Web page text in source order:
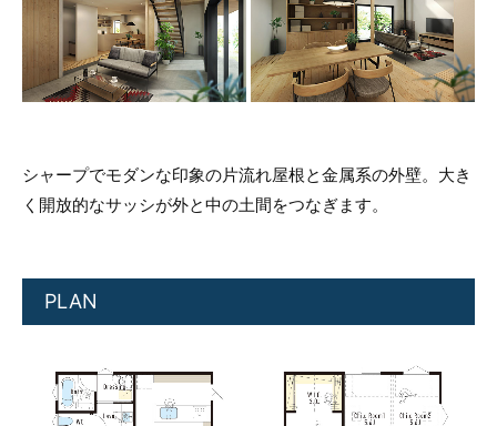
シャープでモダンな印象の片流れ屋根と金属系の外壁。大き
く開放的なサッシが外と中の土間をつなぎます。
PLAN